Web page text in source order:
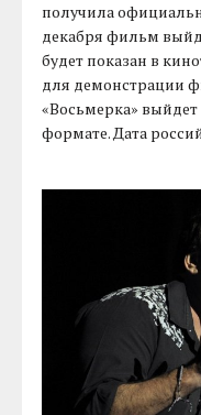
получила
декабря фильм
будет показан в
для демонстрации
«Восьмерка»
формате. Дата